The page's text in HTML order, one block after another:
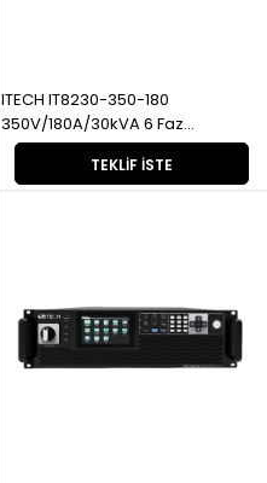
TEKLIF İSTE
ITECH IT8230-350-180
350V/180A/30kVA 6 Faz
Rejeneratif